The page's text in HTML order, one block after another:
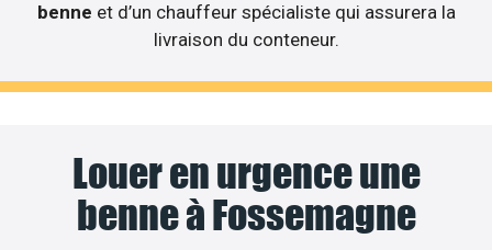
benne et d’un chauffeur spécialiste qui assurera la
livraison du conteneur.
Louer en urgence une
benne à Fossemagne